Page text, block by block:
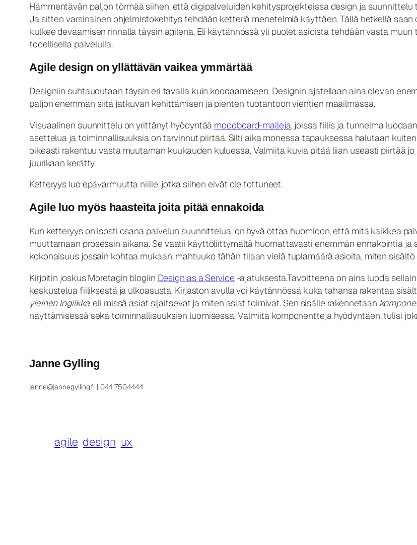
Hämmentävän paljon törmää siihen, että digipalveluiden kehitysprojekteissa design ja
Ja sitten varsinainen ohjelmistokehitys tehdään ketteriä menetelmiä käyttäen. Tällä hetkellä
kulkee devaamisen rinnalla täysin agilena. Eli käytännössä yli puolet asioista tehdään vasta
todellisella palvelulla.
Agile design on yllättävän vaikea ymmärtää
Designiin suhtaudutaan täysin eri tavalla kuin koodaamiseen. Designin ajatellaan aina olevan
paljon enemmän siitä jatkuvan kehittämisen ja pienten tuotantoon vientien maailmassa.
Visuaalinen suunnittelu on yrittänyt hyödyntää moodboard-malleja, joissa fiilis ja tunnelma
asettelua ja toiminnallisuuksia on tarvinnut piirtää. Silti aika monessa tapauksessa halutaan
oikeasti rakentuu vasta muutaman kuukauden kuluessa. Valmiita kuvia pitää liian useasti piirtää
juurikaan kerätty.
Ketteryys luo epävarmuutta niille, jotka siihen eivät ole tottuneet.
Agile luo myös haasteita joita pitää ennakoida
Kun ketteryys on isosti osana palvelun suunnittelua, on hyvä ottaa huomioon, että mitä kaikkea
muuttamaan prosessin aikana. Se vaatii käyttöliittymältä huomattavasti enemmän ennakointia
kokonaisuus jossain kohtaa mukaan, mahtuuko tähän tilaan vielä tuplamäärä asioita, miten
Kirjoitin joskus Moretagin blogiin Design as a Service -ajatuksesta.Tavoitteena on aina luoda
keskustelua fiiliksestä ja ulkoasusta. Kirjaston avulla voi käytännössä kuka tahansa rakentaa
yleinen logiikka, eli missä asiat sijaitsevat ja miten asiat toimivat. Sen sisälle rakennetaan
näyttämisessä sekä toiminnallisuuksien luomisessa. Valmiita komponentteja hyödyntäen, tulisi
Janne Gylling
janne@jannegylling.fi | 044 7504444
agile design ux